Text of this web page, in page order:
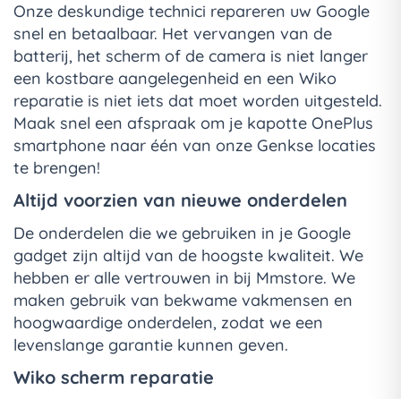
Onze deskundige technici repareren uw Google
snel en betaalbaar. Het vervangen van de
batterij, het scherm of de camera is niet langer
een kostbare aangelegenheid en een Wiko
reparatie is niet iets dat moet worden uitgesteld.
Maak snel een afspraak om je kapotte OnePlus
smartphone naar één van onze Genkse locaties
te brengen!
Altijd voorzien van nieuwe onderdelen
De onderdelen die we gebruiken in je Google
gadget zijn altijd van de hoogste kwaliteit. We
hebben er alle vertrouwen in bij Mmstore. We
maken gebruik van bekwame vakmensen en
hoogwaardige onderdelen, zodat we een
levenslange garantie kunnen geven.
Wiko scherm reparatie